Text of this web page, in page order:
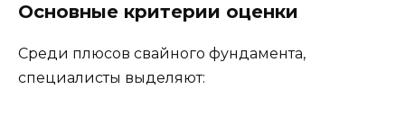
Основные критерии оценки
Среди плюсов свайного фундамента,
специалисты выделяют: